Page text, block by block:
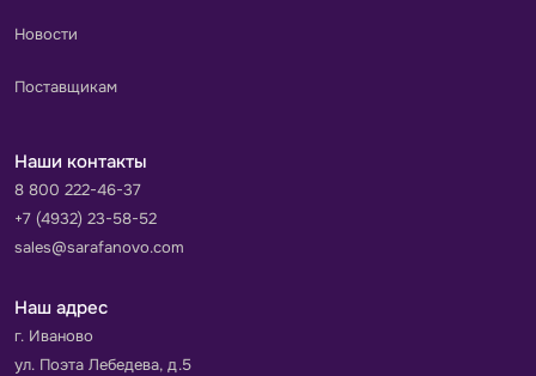
Новости
Поставщикам
Наши контакты
8 800 222-46-37
+7 (4932) 23-58-52
sales@sarafanovo.com
Наш адрес
г. Иваново
ул. Поэта Лебедева, д.5